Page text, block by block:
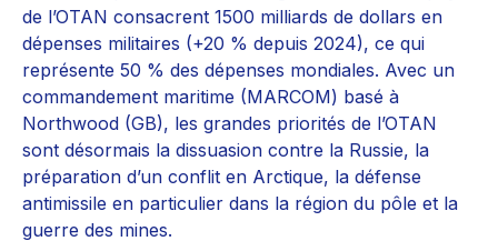
de l’OTAN consacrent 1500 milliards de dollars en
dépenses militaires (+20 % depuis 2024), ce qui
représente 50 % des dépenses mondiales. Avec un
commandement maritime (MARCOM) basé à
Northwood (GB), les grandes priorités de l’OTAN
sont désormais la dissuasion contre la Russie, la
préparation d’un conflit en Arctique, la défense
antimissile en particulier dans la région du pôle et la
guerre des mines.